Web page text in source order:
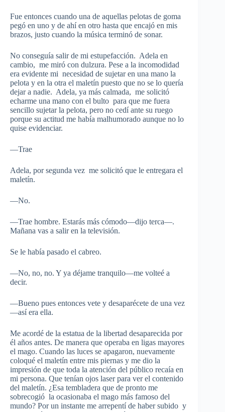
Fue entonces cuando una de aquellas pelotas de goma
pegó en uno y de ahí en otro hasta que encajó en mis
brazos, justo cuando la música terminó de sonar.
No conseguía salir de mi estupefacción. Adela en
cambio, me miró con dulzura. Pese a la incomodidad
era evidente mi necesidad de sujetar en una mano la
pelota y en la otra el maletín puesto que no se lo quería
dejar a nadie. Adela, ya más calmada, me solicitó
echarme una mano con el bulto para que me fuera
sencillo sujetar la pelota, pero no cedí ante su ruego
porque su actitud me había malhumorado aunque no lo
quise evidenciar.
—Trae
Adela, por segunda vez me solicitó que le entregara el
maletín.
—No.
—Trae hombre. Estarás más cómodo—dijo terca—.
Mañana vas a salir en la televisión.
Se le había pasado el cabreo.
—No, no, no. Y ya déjame tranquilo—me volteé a
decir.
—Bueno pues entonces vete y desaparécete de una vez
—así era ella.
Me acordé de la estatua de la libertad desaparecida por
él años antes. De manera que operaba en ligas mayores
el mago. Cuando las luces se apagaron, nuevamente
coloqué el maletín entre mis piernas y me dio la
impresión de que toda la atención del público recaía en
mi persona. Que tenían ojos laser para ver el contenido
del maletín. ¿Esa tembladera que de pronto me
sobrecogió la ocasionaba el mago más famoso del
mundo? Por un instante me arrepentí de haber subido y